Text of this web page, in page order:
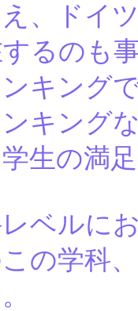
イツ
るのも
キング
キング
生の満
ベルに
この学科